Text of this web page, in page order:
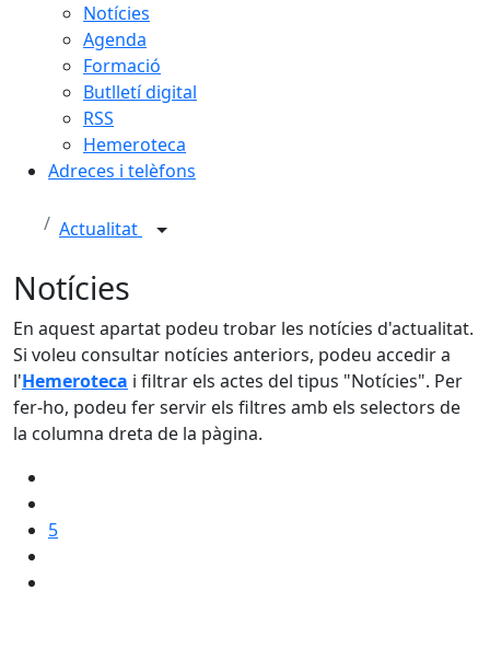
Notícies
Agenda
Formació
Butlletí digital
RSS
Hemeroteca
Adreces i telèfons
Actualitat
Notícies
En aquest apartat podeu trobar les notícies d'actualitat.
Si voleu consultar notícies anteriors, podeu accedir a
l'Hemeroteca i filtrar els actes del tipus "Notícies". Per
fer-ho, podeu fer servir els filtres amb els selectors de
la columna dreta de la pàgina.
5